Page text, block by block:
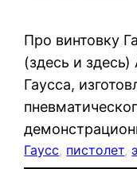
Про винтовку
(здесь и
Гаусса,
Гаусс, пистолет,